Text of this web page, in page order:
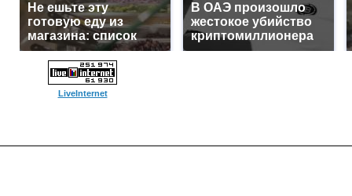
Не ешьте эту
готовую еду из
магазина: список
В ОАЭ произошло
жестокое убийство
криптомиллионера
LiveInternet